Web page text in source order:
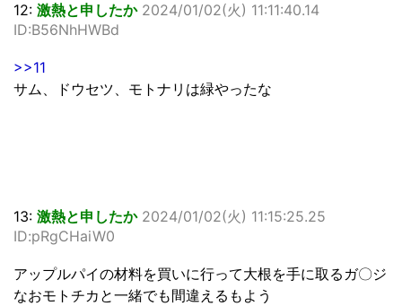
12: 激熱と申したか 2024/01/02(火) 11:11:40.14
ID:B56NhHWBd
>>11
サム、ドウセツ、モトナリは緑やったな
13: 激熱と申したか 2024/01/02(火) 11:15:25.25
ID:pRgCHaiW0
アップルパイの材料を買いに行って大根を手に取るガ〇ジ
なおモトチカと一緒でも間違えるもよう